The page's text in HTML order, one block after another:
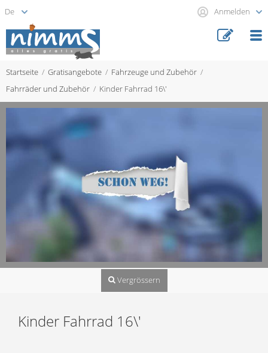
Anmelden
Startseite Gratisangebote
Fahrzeuge und Zubehör
Fahrräder und Zubehör
Kinder Fahrrad 16\'
Vergrössern
Kinder Fahrrad 16\'